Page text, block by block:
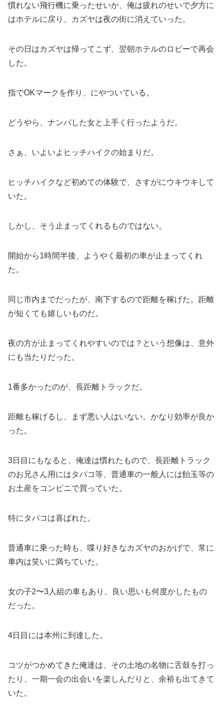
慣れない飛行機に乗ったせいか、俺は疲れのせいで夕方に
はホテルに戻り、カズヤは夜の街に消えていった。
その日はカズヤは帰ってこず、翌朝ホテルのロビーで再会
した。
指でOKマークを作り、にやついている。
どうやら、ナンパした女と上手く行ったようだ。
さぁ、いよいよヒッチハイクの始まりだ。
ヒッチハイクなど初めての体験で、さすがにウキウキして
いた。
しかし、そう止まってくれるものではない。
開始から1時間半後、ようやく最初の車が止まってくれ
た。
同じ市内までだったが、南下するので距離を稼げた。距離
が短くても嬉しいものだ。
夜の方が止まってくれやすいのでは？という想像は、意外
にも当たりだった。
1番多かったのが、長距離トラックだ。
距離も稼げるし、まず悪い人はいない。かなり効率が良か
った。
3日目にもなると、俺達は慣れたもので、長距離トラック
のお兄さん用にはタバコ等、普通車の一般人には飴玉等の
お土産をコンビニで買っていた。
特にタバコは喜ばれた。
普通車に乗った時も、喋り好きなカズヤのおかげで、常に
車内は笑いに満ちていた。
女の子2〜3人組の車もあり、良い思いも何度かしたもの
だった。
4日目には本州に到達した。
コツがつかめてきた俺達は、その土地の名物に舌鼓を打っ
たり、一期一会の出会いを楽しんだりと、余裕も出てきて
いた。